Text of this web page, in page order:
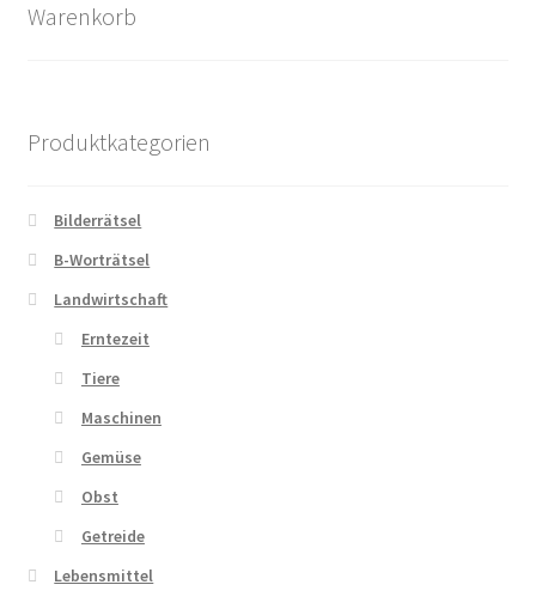
Über Rätselkind
Warenkorb
Zahlungsarten
Warenkorb
Produktkategorien
Bilderrätsel
B-Worträtsel
Landwirtschaft
Erntezeit
Tiere
Maschinen
Gemüse
Obst
Getreide
Lebensmittel